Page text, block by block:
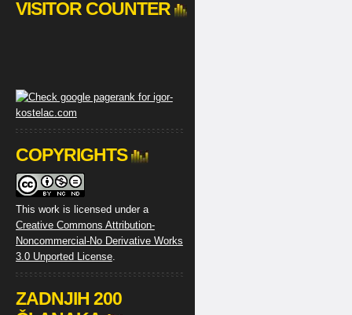
VISITOR COUNTER
COPYRIGHTS
This work is licensed under a
Creative Commons Attribution-
Noncommercial-No Derivative Works
3.0 Unported License.
ZADNJIH 200